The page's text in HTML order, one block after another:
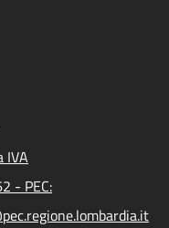
IVA
- PEC: